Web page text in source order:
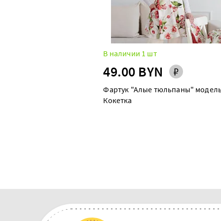
В наличии 1 шт
49.00 BYN
Фартук "Алые тюльпаны"
Кокетка